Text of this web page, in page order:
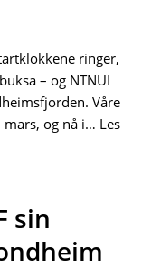
ringer,
– og NTNUI
Våre
og nå i… Les
sin